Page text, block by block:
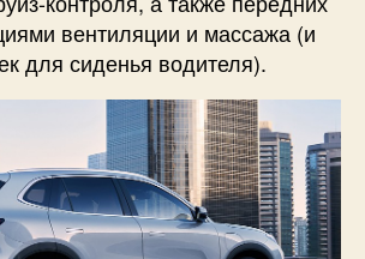
вентиляции и массажа (и
для сиденья водителя).